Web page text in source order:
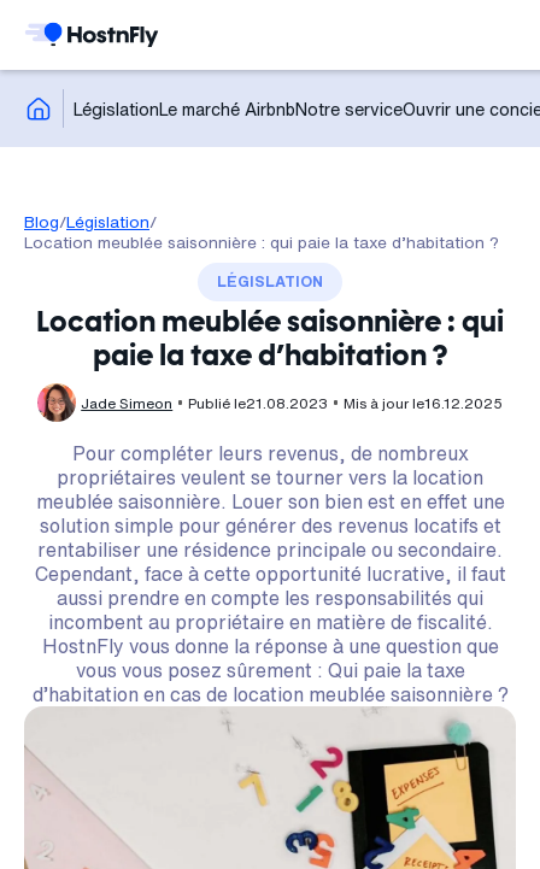
LégislationLe marché AirbnbNotre serviceOuvrir une
Blog/Législation/
Location meublée saisonnière : qui paie la taxe d’habitation ?
LÉGISLATION
Location meublée saisonnière : qui
paie la taxe d’habitation ?
Jade Simeon Publié le21.08.2023 Mis à jour le16.12.2025
Pour compléter leurs revenus, de nombreux
propriétaires veulent se tourner vers la location
meublée saisonnière. Louer son bien est en effet une
solution simple pour générer des revenus locatifs et
rentabiliser une résidence principale ou secondaire.
Cependant, face à cette opportunité lucrative, il faut
aussi prendre en compte les responsabilités qui
incombent au propriétaire en matière de fiscalité.
HostnFly vous donne la réponse à une question que
vous vous posez sûrement : Qui paie la taxe
d’habitation en cas de location meublée saisonnière ?